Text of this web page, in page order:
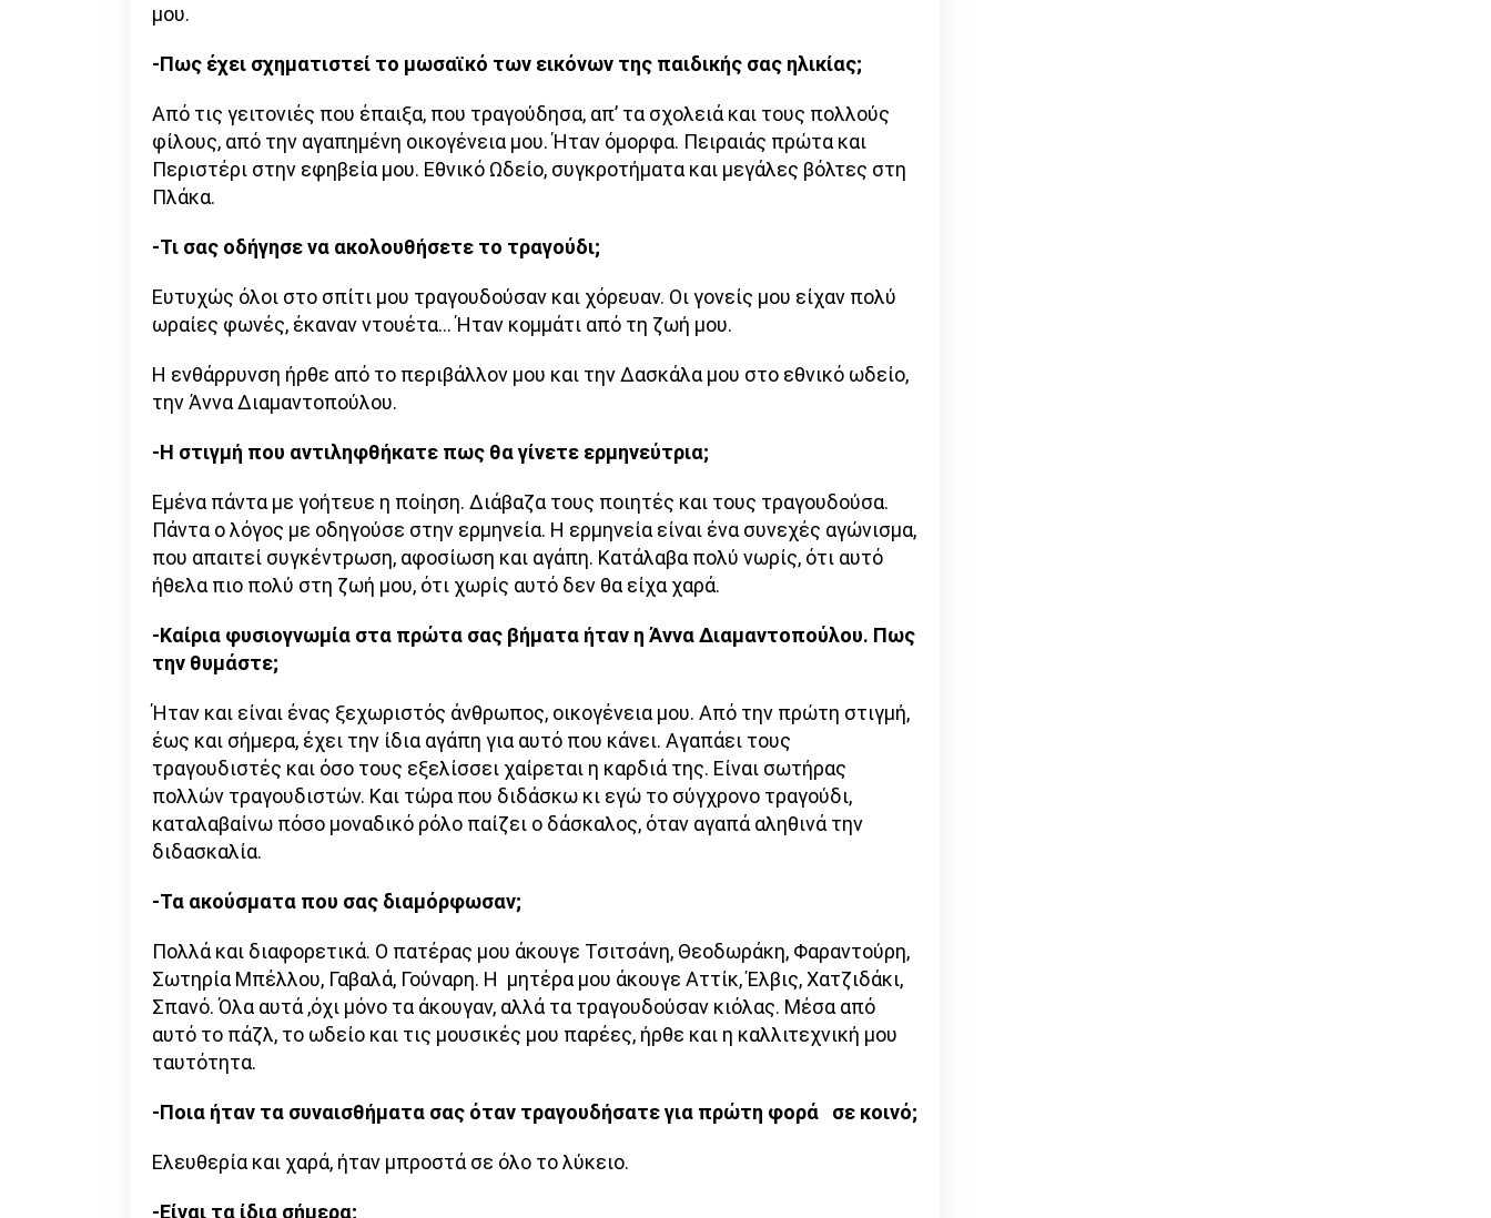
μου.
-Πως έχει σχηματιστεί το μωσαϊκό των εικόνων της παιδικής σας ηλικίας;
Από τις γειτονιές που έπαιξα, που τραγούδησα, απ’ τα σχολειά και τους πολλούς
φίλους, από την αγαπημένη οικογένεια μου. Ήταν όμορφα. Πειραιάς πρώτα και
Περιστέρι στην εφηβεία μου. Εθνικό Ωδείο, συγκροτήματα και μεγάλες βόλτες στη
Πλάκα.
-Τι σας οδήγησε να ακολουθήσετε το τραγούδι;
Ευτυχώς όλοι στο σπίτι μου τραγουδούσαν και χόρευαν. Οι γονείς μου είχαν πολύ
ωραίες φωνές, έκαναν ντουέτα… Ήταν κομμάτι από τη ζωή μου.
Η ενθάρρυνση ήρθε από το περιβάλλον μου και την Δασκάλα μου στο εθνικό ωδείο,
την Άννα Διαμαντοπούλου.
-Η στιγμή που αντιληφθήκατε πως θα γίνετε ερμηνεύτρια;
Εμένα πάντα με γοήτευε η ποίηση. Διάβαζα τους ποιητές και τους τραγουδούσα.
Πάντα ο λόγος με οδηγούσε στην ερμηνεία. Η ερμηνεία είναι ένα συνεχές αγώνισμα,
που απαιτεί συγκέντρωση, αφοσίωση και αγάπη. Κατάλαβα πολύ νωρίς, ότι αυτό
ήθελα πιο πολύ στη ζωή μου, ότι χωρίς αυτό δεν θα είχα χαρά.
-Καίρια φυσιογνωμία στα πρώτα σας βήματα ήταν η Άννα Διαμαντοπούλου. Πως
την θυμάστε;
Ήταν και είναι ένας ξεχωριστός άνθρωπος, οικογένεια μου. Από την πρώτη στιγμή,
έως και σήμερα, έχει την ίδια αγάπη για αυτό που κάνει. Αγαπάει τους
τραγουδιστές και όσο τους εξελίσσει χαίρεται η καρδιά της. Είναι σωτήρας
πολλών τραγουδιστών. Και τώρα που διδάσκω κι εγώ το σύγχρονο τραγούδι,
καταλαβαίνω πόσο μοναδικό ρόλο παίζει ο δάσκαλος, όταν αγαπά αληθινά την
διδασκαλία.
-Τα ακούσματα που σας διαμόρφωσαν;
Πολλά και διαφορετικά. Ο πατέρας μου άκουγε Τσιτσάνη, Θεοδωράκη, Φαραντούρη,
Σωτηρία Μπέλλου, Γαβαλά, Γούναρη. Η μητέρα μου άκουγε Αττίκ, Έλβις, Χατζιδάκι,
Σπανό. Όλα αυτά ,όχι μόνο τα άκουγαν, αλλά τα τραγουδούσαν κιόλας. Μέσα από
αυτό το πάζλ, το ωδείο και τις μουσικές μου παρέες, ήρθε και η καλλιτεχνική μου
ταυτότητα.
-Ποια ήταν τα συναισθήματα σας όταν τραγουδήσατε για πρώτη φορά σε κοινό;
Ελευθερία και χαρά, ήταν μπροστά σε όλο το λύκειο.
-Είναι τα ίδια σήμερα;